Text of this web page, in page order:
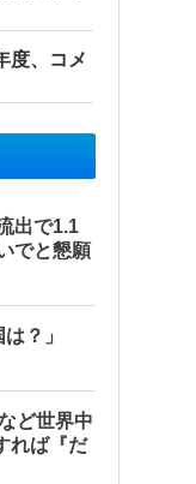
度、コメ
出で1.1
でと懇願
は？」
ど世界中
れば『だ